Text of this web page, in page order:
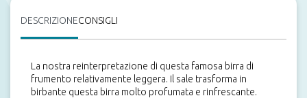
DESCRIZIONECONSIGLI
La nostra reinterpretazione di questa famosa birra di
frumento relativamente leggera. Il sale trasforma in
birbante questa birra molto profumata e rinfrescante.